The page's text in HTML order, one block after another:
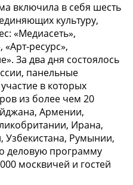
включила в себя шесть
культуру,
«Медиасеть»,
«Арт-ресурс»,
За два дня состоялось
панельные
в которых
из более чем 20
Армении,
Ирана,
Румынии,
деловую программу
москвичей и гостей